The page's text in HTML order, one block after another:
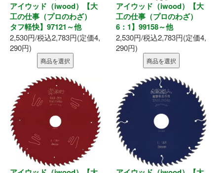
n
機械打 釘・ビス
釘・ねじ
接着剤
防水・気密部材
断熱材
養生・保護材
屋内用手すり
アイウッド（iwood）【大
工の仕事（プロのわざ）
タフ軽快】97121～他
2,530円/税込2,783円(定価4,
290円)
商品を選択
アイウッド（iwood）【大
工の仕事（プロのわざ）
6：1】99158～他
2,530円/税込2,783円(定価4,
290円)
商品を選択